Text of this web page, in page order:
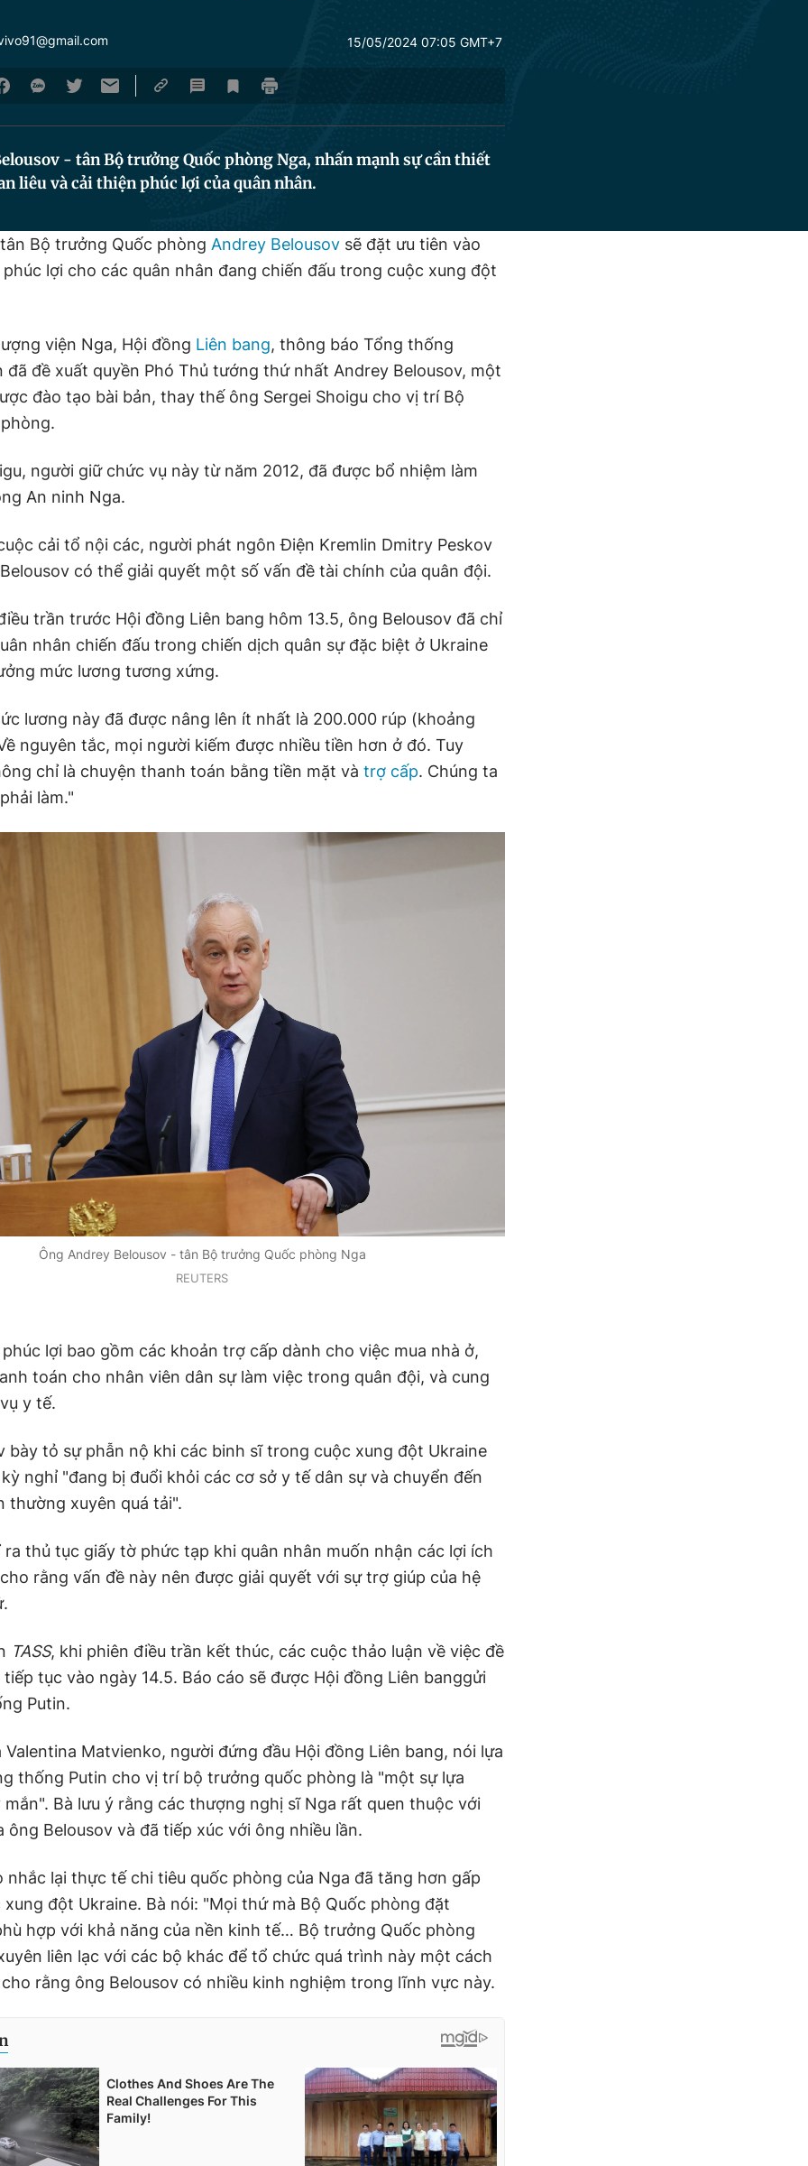
15/05/2024 07:05 GMT+7
- tân Bộ trưởng Quốc phòng Nga, nhấn mạnh sự cần thiết
liêu và cải thiện phúc lợi của quân nhân.
tân Bộ trưởng Quốc phòng Andrey Belousov sẽ đặt ưu tiên vào
lợi cho các quân nhân đang chiến đấu trong cuộc xung đột
viện Nga, Hội đồng Liên bang, thông báo Tổng thống
đã đề xuất quyền Phó Thủ tướng thứ nhất Andrey Belousov, một
đào tạo bài bản, thay thế ông Sergei Shoigu cho vị trí Bộ
người giữ chức vụ này từ năm 2012, đã được bổ nhiệm làm
An ninh Nga.
cải tổ nội các, người phát ngôn Điện Kremlin Dmitry Peskov
có thể giải quyết một số vấn đề tài chính của quân đội.
trần trước Hội đồng Liên bang hôm 13.5, ông Belousov đã chỉ
nhân chiến đấu trong chiến dịch quân sự đặc biệt ở Ukraine
mức lương tương xứng.
lương này đã được nâng lên ít nhất là 200.000 rúp (khoảng
nguyên tắc, mọi người kiếm được nhiều tiền hơn ở đó. Tuy
chỉ là chuyện thanh toán bằng tiền mặt và trợ cấp. Chúng ta
làm."
Ông Andrey Belousov - tân Bộ trưởng Quốc phòng Nga
REUTERS
lợi bao gồm các khoản trợ cấp dành cho việc mua nhà ở,
toán cho nhân viên dân sự làm việc trong quân đội, và cung
y tế.
bày tỏ sự phẫn nộ khi các binh sĩ trong cuộc xung đột Ukraine
nghỉ "đang bị đuổi khỏi các cơ sở y tế dân sự và chuyển đến
thường xuyên quá tải".
ra thủ tục giấy tờ phức tạp khi quân nhân muốn nhận các lợi ích
rằng vấn đề này nên được giải quyết với sự trợ giúp của hệ
TASS, khi phiên điều trần kết thúc, các cuộc thảo luận về việc đề
tục vào ngày 14.5. Báo cáo sẽ được Hội đồng Liên banggửi
Putin.
Valentina Matvienko, người đứng đầu Hội đồng Liên bang, nói lựa
thống Putin cho vị trí bộ trưởng quốc phòng là "một sự lựa
Bà lưu ý rằng các thượng nghị sĩ Nga rất quen thuộc với
ông Belousov và đã tiếp xúc với ông nhiều lần.
nhắc lại thực tế chi tiêu quốc phòng của Nga đã tăng hơn gấp
xung đột Ukraine. Bà nói: "Mọi thứ mà Bộ Quốc phòng đặt
hợp với khả năng của nền kinh tế… Bộ trưởng Quốc phòng
liên lạc với các bộ khác để tổ chức quá trình này một cách
cho rằng ông Belousov có nhiều kinh nghiệm trong lĩnh vực này.